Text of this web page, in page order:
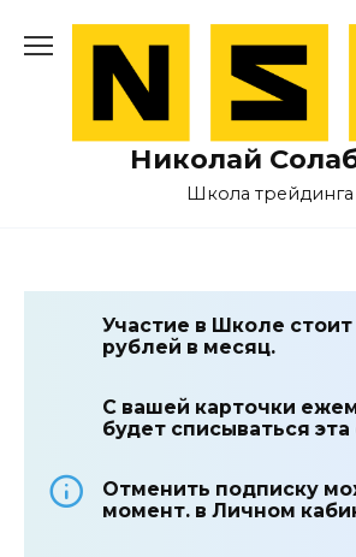
содержанию
Николай
Школа трейдинга
Участие в Школе стоит
рублей в месяц.
С вашей карточки
будет списываться
Отменить подписку
момент. в Личном